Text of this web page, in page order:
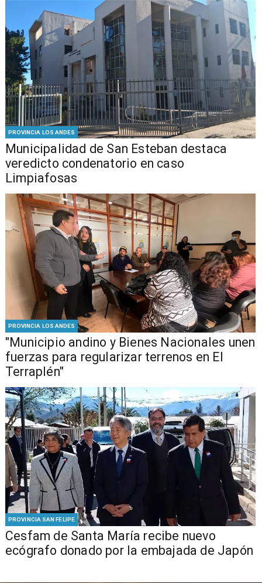
PROVINCIA LOS ANDES
Municipalidad de San Esteban destaca
veredicto condenatorio en caso
Limpiafosas
PROVINCIA LOS ANDES
"Municipio andino y Bienes Nacionales unen
fuerzas para regularizar terrenos en El
Terraplén"
PROVINCIA SAN FELIPE
Cesfam de Santa María recibe nuevo
ecógrafo donado por la embajada de Japón